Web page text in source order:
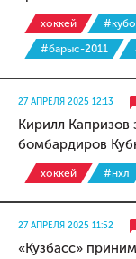
хоккей
#барыс-2011
27 АПРЕЛЯ 2025 12:13
Кирилл Капризов
бомбардиров
хоккей #нхл
27 АПРЕЛЯ 2025 11:52
«Кузбасс»